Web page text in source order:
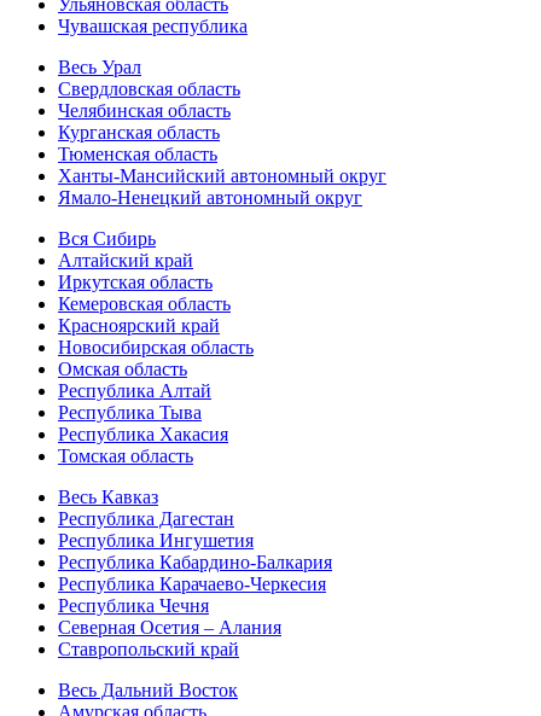
Ульяновская область
Чувашская республика
Весь Урал
Свердловская область
Челябинская область
Курганская область
Тюменская область
Ханты-Мансийский автономный округ
Ямало-Ненецкий автономный округ
Вся Сибирь
Алтайский край
Иркутская область
Кемеровская область
Красноярский край
Новосибирская область
Омская область
Республика Алтай
Республика Тыва
Республика Хакасия
Томская область
Весь Кавказ
Республика Дагестан
Республика Ингушетия
Республика Кабардино-Балкария
Республика Карачаево-Черкесия
Республика Чечня
Северная Осетия – Алания
Ставропольский край
Весь Дальний Восток
Амурская область